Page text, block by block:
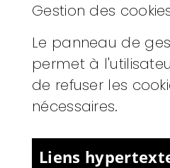
Gestion des
Le panneau de
permet à
de refuser les
nécessaires.
Liens